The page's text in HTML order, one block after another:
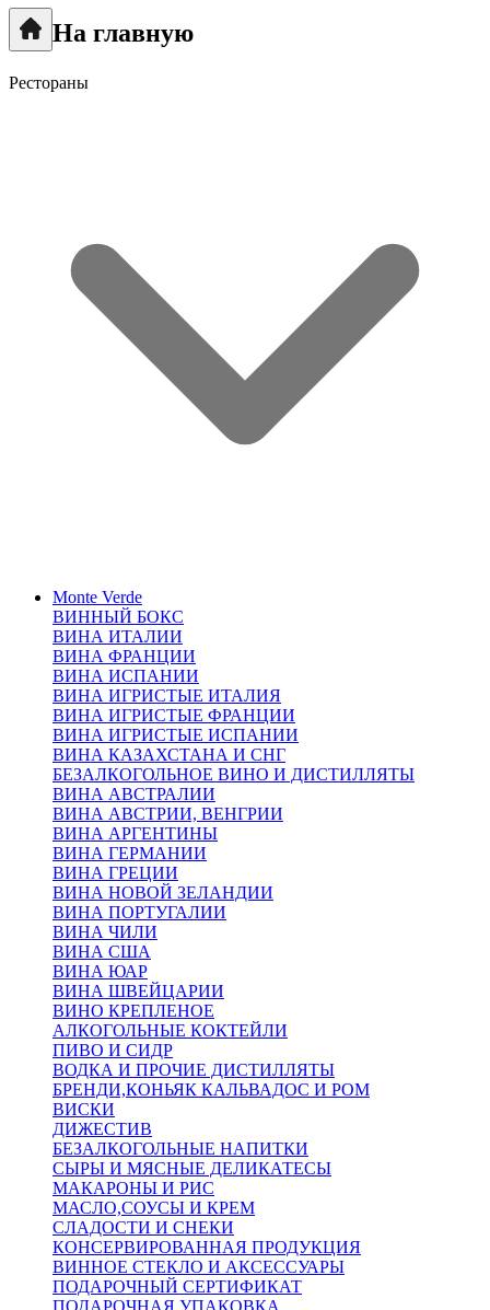
На главную
Рестораны
Monte Verde
ВИННЫЙ БОКС
ВИНА ИТАЛИИ
ВИНА ФРАНЦИИ
ВИНА ИСПАНИИ
ВИНА ИГРИСТЫЕ ИТАЛИЯ
ВИНА ИГРИСТЫЕ ФРАНЦИИ
ВИНА ИГРИСТЫЕ ИСПАНИИ
ВИНА КАЗАХСТАНА И СНГ
БЕЗАЛКОГОЛЬНОЕ ВИНО И ДИСТИЛЛЯТЫ
ВИНА АВСТРАЛИИ
ВИНА АВСТРИИ, ВЕНГРИИ
ВИНА АРГЕНТИНЫ
ВИНА ГЕРМАНИИ
ВИНА ГРЕЦИИ
ВИНА НОВОЙ ЗЕЛАНДИИ
ВИНА ПОРТУГАЛИИ
ВИНА ЧИЛИ
ВИНА США
ВИНА ЮАР
ВИНА ШВЕЙЦАРИИ
ВИНО КРЕПЛЕНОЕ
АЛКОГОЛЬНЫЕ КОКТЕЙЛИ
ПИВО И СИДР
ВОДКА И ПРОЧИЕ ДИСТИЛЛЯТЫ
БРЕНДИ,КОНЬЯК КАЛЬВАДОС И РОМ
ВИСКИ
ДИЖЕСТИВ
БЕЗАЛКОГОЛЬНЫЕ НАПИТКИ
СЫРЫ И МЯСНЫЕ ДЕЛИКАТЕСЫ
МАКАРОНЫ И РИС
МАСЛО,СОУСЫ И КРЕМ
СЛАДОСТИ И СНЕКИ
КОНСЕРВИРОВАННАЯ ПРОДУКЦИЯ
ВИННОЕ СТЕКЛО И АКСЕССУАРЫ
ПОДАРОЧНЫЙ СЕРТИФИКАТ